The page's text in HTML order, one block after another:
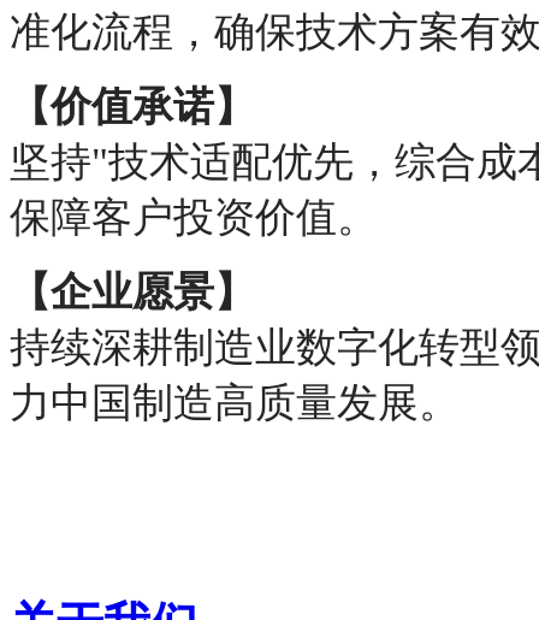
准化流程，确保技术方案有
【价值承诺】
坚持"技术适配优先，综合
保障客户投资价值。
【企业愿景】
持续深耕制造业数字化转型
力中国制造高质量发展。